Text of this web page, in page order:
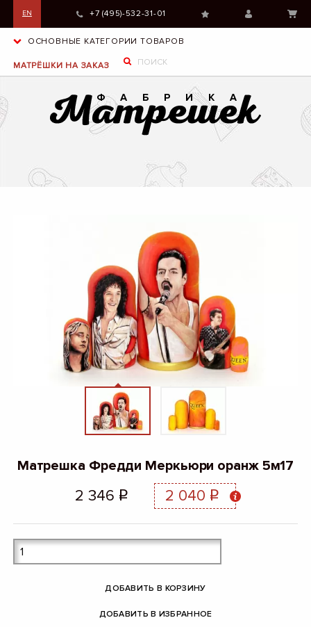
EN +7 (495)-532-31-01
ОСНОВНЫЕ КАТЕГОРИИ ТОВАРОВ
МАТРЁШКИ НА ЗАКАЗ
Матрешка Фредди Меркьюри оранж 5м17
2 346 q 2 040 q
ДОБАВИТЬ В КОРЗИНУ
ДОБАВИТЬ В ИЗБРАННОЕ